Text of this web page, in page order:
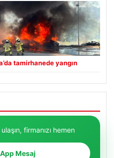
tamirhanede yangın
firmanızı hemen
Mesaj